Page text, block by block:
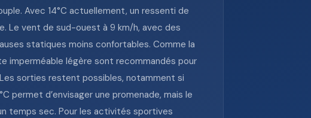
Avec 14°C actuellement, un ressenti de
Le vent de sud-ouest à 9 km/h, avec des
statiques moins confortables. Comme la
imperméable légère sont recommandés pour
sorties restent possibles, notamment si
permet d’envisager une promenade, mais le
temps sec. Pour les activités sportives